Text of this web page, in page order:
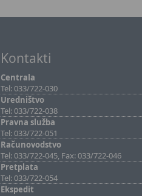
Kontakti
Centrala
Tel: 033/722-030
Uredništvo
Tel: 033/722-038
Pravna služba
Tel: 033/722-051
Računovodstvo
Tel: 033/722-045, Fax: 033/722-046
Pretplata
Tel: 033/722-054
Ekspedit